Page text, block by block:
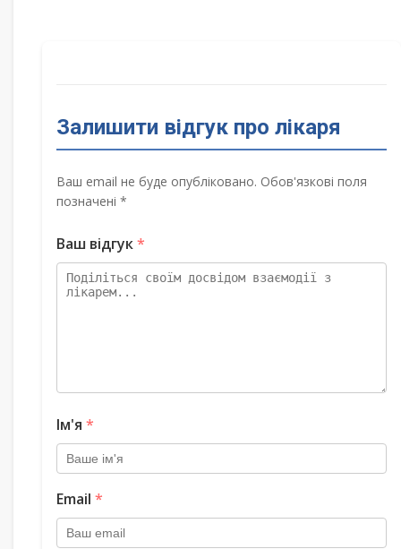
Залишити відгук про лікаря
Ваш email не буде опубліковано. Обов'язкові поля
позначені *
Ваш відгук*
Ім'я *
Email *